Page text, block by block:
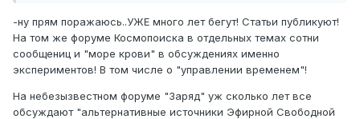
-ну прям поражаюсь..УЖЕ много лет бегут! Статьи публикуют!
На том же форуме Космопоиска в отдельных темах сотни
сообщениц и "море крови" в обсуждениях именно
экспериментов! В том числе о "управлении временем"!
На небезызвестном форуме "Заряд" уж сколько лет все
обсуждают "альтернативные источники Эфирной Свободной